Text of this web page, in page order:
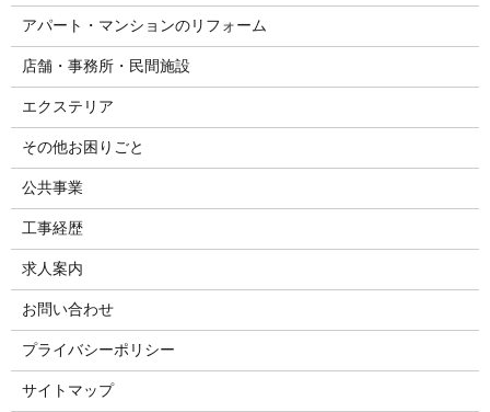
アパート・マンションのリフォーム
店舗・事務所・民間施設
エクステリア
その他お困りごと
公共事業
工事経歴
求人案内
お問い合わせ
プライバシーポリシー
サイトマップ